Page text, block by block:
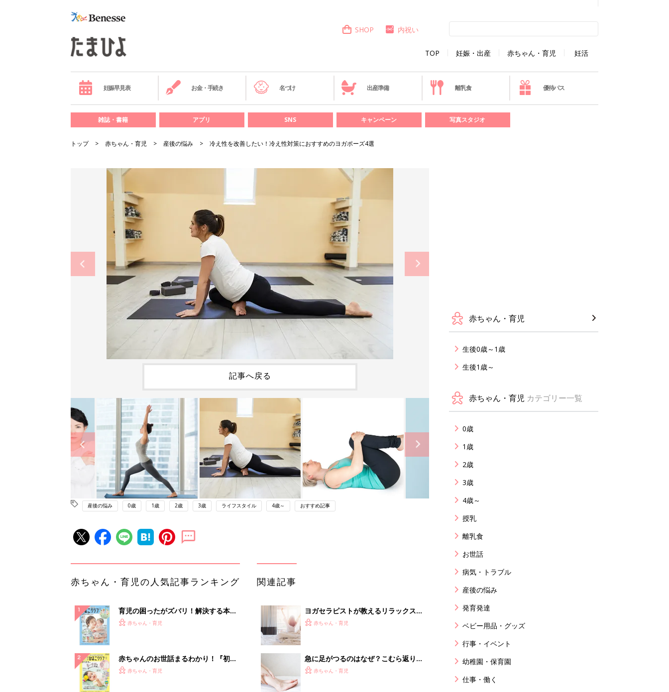
TOP 妊娠・出産 赤ちゃん・育児 妊活
SHOP 内祝い
妊娠早見表 お金・手続き 名づけ 出産準備 離乳食 優待パス
雑誌・書籍 アプリ SNS キャンペーン 写真スタジオ
トップ 赤ちゃん・育児 産後の悩み 冷え性を改善したい！冷え性対策におすすめのヨガポーズ4選
記事へ戻る
産後の悩み 0歳 1歳 2歳 3歳 ライフスタイル 4歳～ おすすめ記事
赤ちゃん・育児の人気記事ランキング
育児の困ったがズバリ！解決する本
『ひよこクラブ 夏号』 4カ月～2才
赤ちゃん・育児
赤ちゃんのお世話まるわかり！『初め
てのひよこクラブ 夏号』〈巻頭大特
赤ちゃん・育児
関連記事
ヨガセラピストが教えるリラックスし
た睡眠につながるヨガポーズ
赤ちゃん・育児
急に足がつるのはなぜ？こむら返りの
原因や予防ストレッチをヨガインスト
赤ちゃん・育児
赤ちゃん・育児
生後0歳～1歳
生後1歳～
赤ちゃん・育児 カテゴリー一覧
0歳
1歳
2歳
3歳
4歳～
授乳
離乳食
お世話
病気・トラブル
産後の悩み
発育発達
ベビー用品・グッズ
行事・イベント
幼稚園・保育園
仕事・働く